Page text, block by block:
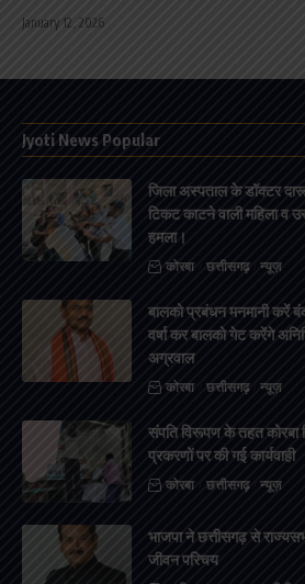
January 12, 2026
Jyoti News Popular
जिला अस्पताल के डॉक्टर
टिकट काटने वाली महिला व
हमला।
कोरबा छत्तीसगढ़ न्यूज़
बालको प्रबंधन मनमानी करें
वर्षा कर बालको गेट करेंगे
अग्रवाल
कोरबा छत्तीसगढ़ न्यूज़
संपति विरूपण के तहत
प्रकरणों पर की गई कार्यवाही
कोरबा छत्तीसगढ़ न्यूज़
भाजपा ने छत्तीसगढ़ से
जीवन परिचय